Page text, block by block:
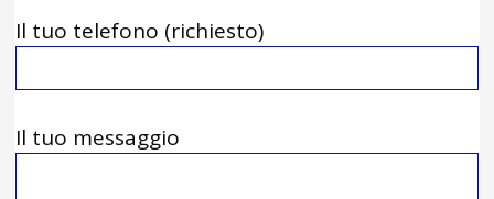
Il tuo telefono (richiesto)
Il tuo messaggio